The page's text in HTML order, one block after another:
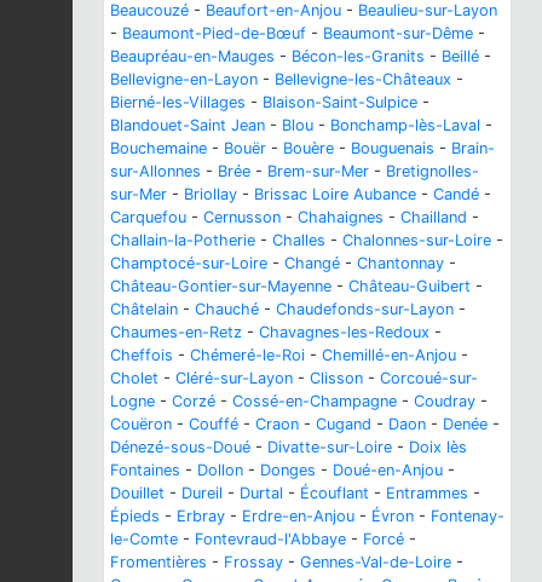
Beaucouzé - Beaufort-en-Anjou - Beaulieu-sur-Layon
- Beaumont-Pied-de-Bœuf - Beaumont-sur-Dême -
Beaupréau-en-Mauges - Bécon-les-Granits - Beillé -
Bellevigne-en-Layon - Bellevigne-les-Châteaux -
Bierné-les-Villages - Blaison-Saint-Sulpice -
Blandouet-Saint Jean - Blou - Bonchamp-lès-Laval -
Bouchemaine - Bouër - Bouère - Bouguenais - Brain-
sur-Allonnes - Brée - Brem-sur-Mer - Bretignolles-
sur-Mer - Briollay - Brissac Loire Aubance - Candé -
Carquefou - Cernusson - Chahaignes - Chailland -
Challain-la-Potherie - Challes - Chalonnes-sur-Loire -
Champtocé-sur-Loire - Changé - Chantonnay -
Château-Gontier-sur-Mayenne - Château-Guibert -
Châtelain - Chauché - Chaudefonds-sur-Layon -
Chaumes-en-Retz - Chavagnes-les-Redoux -
Cheffois - Chémeré-le-Roi - Chemillé-en-Anjou -
Cholet - Cléré-sur-Layon - Clisson - Corcoué-sur-
Logne - Corzé - Cossé-en-Champagne - Coudray -
Couëron - Couffé - Craon - Cugand - Daon - Denée -
Dénezé-sous-Doué - Divatte-sur-Loire - Doix lès
Fontaines - Dollon - Donges - Doué-en-Anjou -
Douillet - Dureil - Durtal - Écouflant - Entrammes -
Épieds - Erbray - Erdre-en-Anjou - Évron - Fontenay-
le-Comte - Fontevraud-l'Abbaye - Forcé -
Fromentières - Frossay - Gennes-Val-de-Loire -